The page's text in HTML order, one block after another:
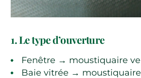
1. Le type d’ouverture
Fenêtre → moustiquaire
Baie vitrée →